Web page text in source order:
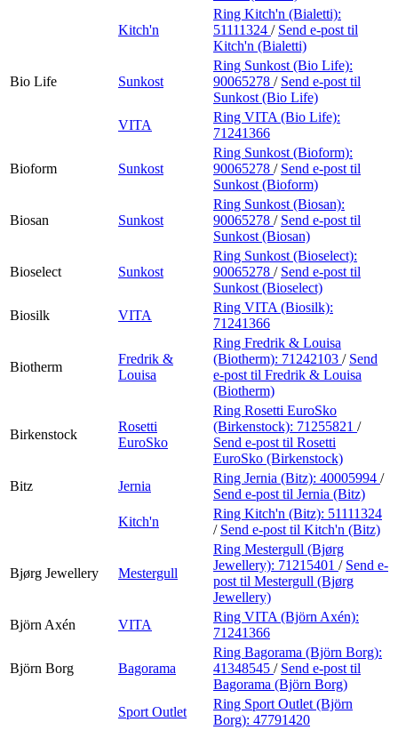
Kitch'n
Ring Kitch'n (Bialetti):
51111324 / Send e-post til
Kitch'n (Bialetti)
Bio Life Sunkost
Ring Sunkost (Bio Life):
90065278 / Send e-post til
Sunkost (Bio Life)
VITA
Ring VITA (Bio Life):
71241366
Bioform Sunkost
Ring Sunkost (Bioform):
90065278 / Send e-post til
Sunkost (Bioform)
Biosan Sunkost
Ring Sunkost (Biosan):
90065278 / Send e-post til
Sunkost (Biosan)
Bioselect Sunkost
Ring Sunkost (Bioselect):
90065278 / Send e-post til
Sunkost (Bioselect)
Biosilk
VITA
Ring VITA (Biosilk):
71241366
Biotherm
Fredrik &
Louisa
Ring Fredrik & Louisa
(Biotherm): 71242103 / Send
e-post til Fredrik & Louisa
(Biotherm)
Birkenstock
Rosetti
EuroSko
Ring Rosetti EuroSko
(Birkenstock): 71255821 /
Send e-post til Rosetti
EuroSko (Birkenstock)
Bitz
Jernia
Ring Jernia (Bitz): 40005994 /
Send e-post til Jernia (Bitz)
Kitch'n
Ring Kitch'n (Bitz): 51111324
/ Send e-post til Kitch'n (Bitz)
Bjørg Jewellery Mestergull
Ring Mestergull (Bjørg
Jewellery): 71215401 / Send e-
post til Mestergull (Bjørg
Jewellery)
Björn Axén
VITA
Ring VITA (Björn Axén):
71241366
Björn Borg Bagorama
Ring Bagorama (Björn Borg):
41348545 / Send e-post til
Bagorama (Björn Borg)
Sport Outlet
Ring Sport Outlet (Björn
Borg): 47791420